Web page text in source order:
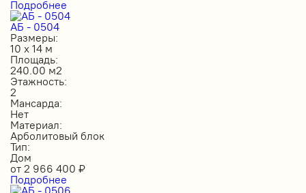
Подробнее
АБ - 0504
Размеры:
10 х 14 м
Площадь:
240.00 м2
Этажность:
2
Мансарда:
Нет
Материал:
Арболитовый блок
Тип:
Дом
от 2 966 400 ₽
Подробнее